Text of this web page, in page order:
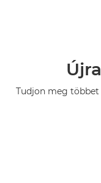
Tudjon meg többet